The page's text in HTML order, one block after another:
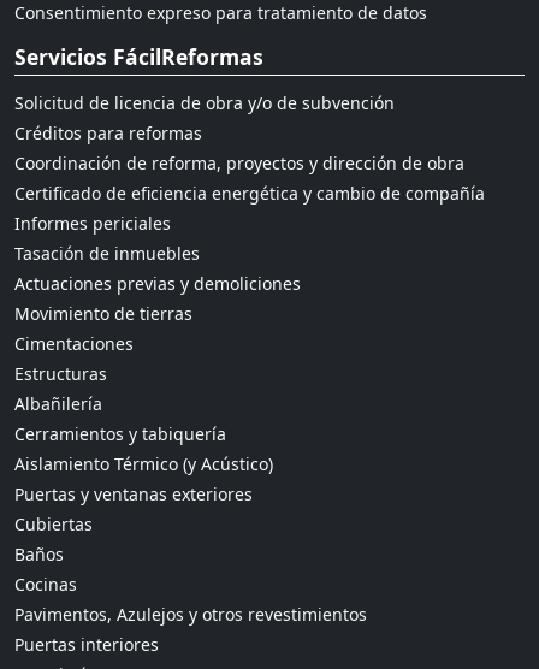
Consentimiento expreso para tratamiento de datos
Servicios FácilReformas
Solicitud de licencia de obra y/o de subvención
Créditos para reformas
Coordinación de reforma, proyectos y dirección de obra
Certificado de eficiencia energética y cambio de compañía
Informes periciales
Tasación de inmuebles
Actuaciones previas y demoliciones
Movimiento de tierras
Cimentaciones
Estructuras
Albañilería
Cerramientos y tabiquería
Aislamiento Térmico (y Acústico)
Puertas y ventanas exteriores
Cubiertas
Baños
Cocinas
Pavimentos, Azulejos y otros revestimientos
Puertas interiores